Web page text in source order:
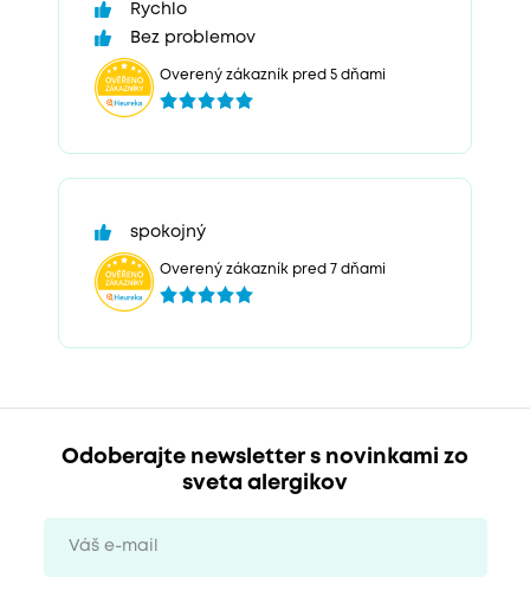
Rychlo
Bez problemov
Overený zákazník pred 5 dňami
spokojný
Overený zákazník pred 7 dňami
Odoberajte newsletter s novinkami zo
sveta alergikov